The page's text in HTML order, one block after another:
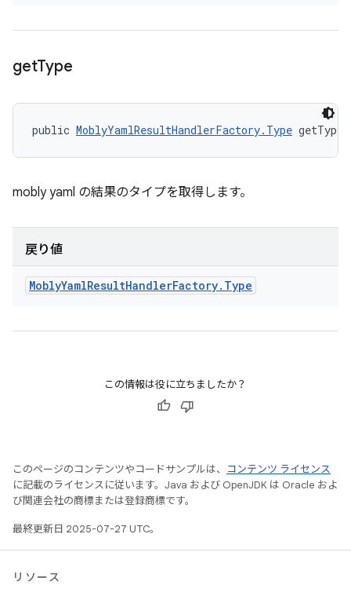
getType
public MoblyYamlResultHandlerFactory.Type
mobly yaml の結果のタイプを取得します。
戻り値
MoblyYamlResultHandlerFactory. Type
この情報は役に立ちましたか？
このページのコンテンツやコードサンプルは、
コンテンツ ライセンス
に記載のライセンスに従います。Java および OpenJDK は Oracle およ
び関連会社の商標または登録商標です。
最終更新日 2025-07-27 UTC。
リソース